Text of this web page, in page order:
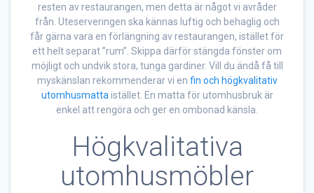
resten av restaurangen, men detta är något vi avråder
från. Uteserveringen ska kännas luftig och behaglig och
får gärna vara en förlängning av restaurangen, istället för
ett helt separat ”rum”. Skippa därför stängda fönster om
möjligt och undvik stora, tunga gardiner. Vill du ändå få till
myskänslan rekommenderar vi en fin och högkvalitativ
utomhusmatta istället. En matta för utomhusbruk är
enkel att rengöra och ger en ombonad känsla.
Högkvalitativa
utomhusmöbler